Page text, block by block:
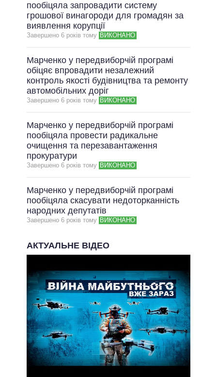
пообіцяла запровадити систему
грошової винагороди для громадян за
виявлення корупції
Завершено 6 рокiв тому ВИКОНАНО
Марченко у передвиборчій програмі
обіцяє впровадити незалежний
контроль якості будівництва та ремонту
автомобільних доріг
Завершено 6 рокiв тому ВИКОНАНО
Марченко у передвиборчій програмі
пообіцяла провести радикальне
очищення та перезавантаження
прокуратури
Завершено 6 рокiв тому ВИКОНАНО
Марченко у передвиборчій програмі
пообіцяла скасувати недоторканність
народних депутатів
Завершено 6 рокiв тому ВИКОНАНО
АКТУАЛЬНЕ ВІДЕО